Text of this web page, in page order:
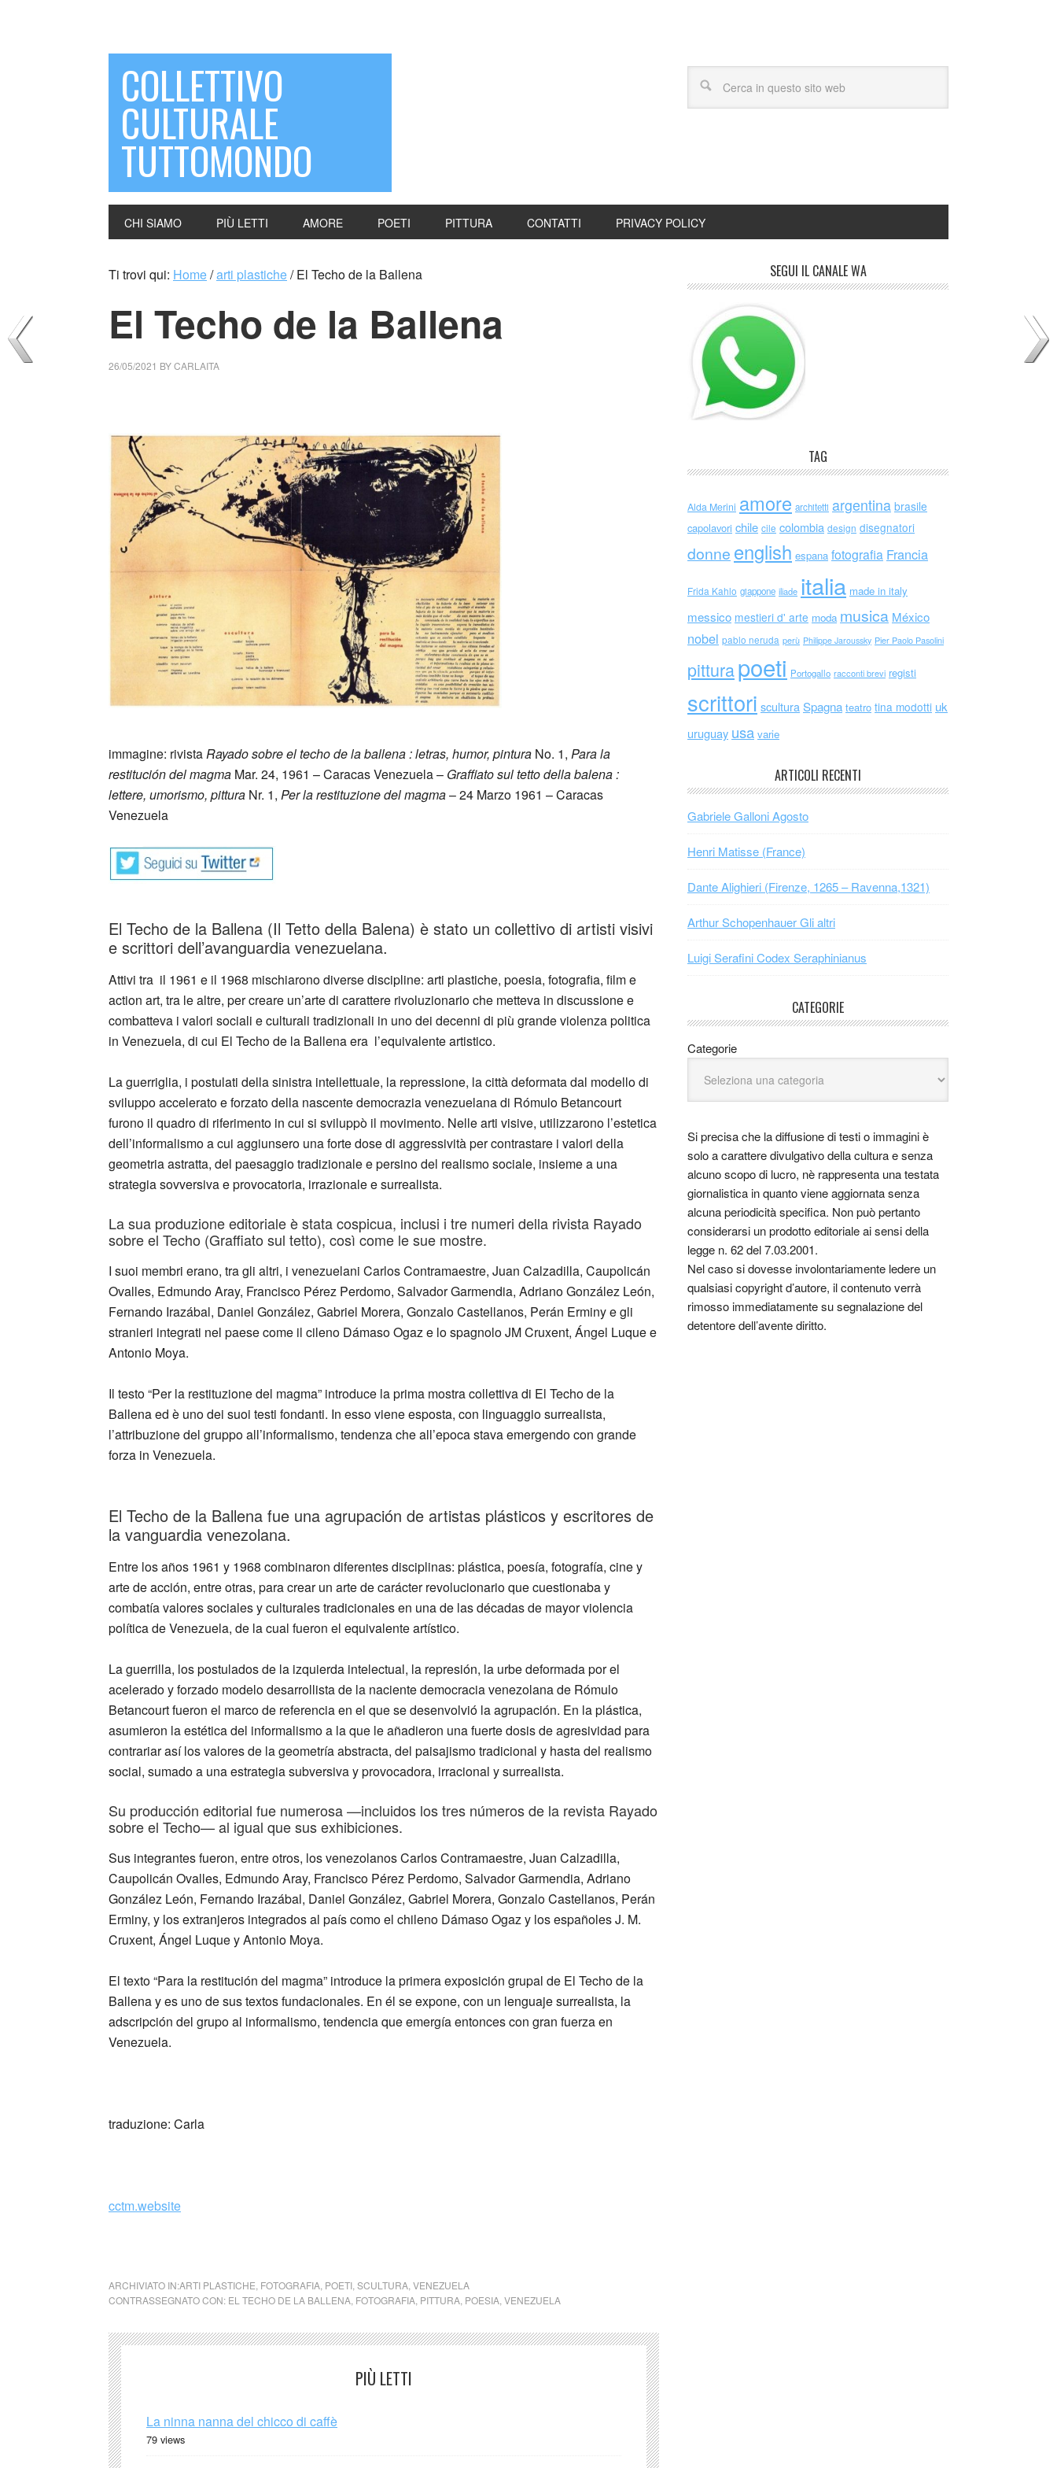
COLLETTIVO
CULTURALE
TUTTOMONDO
CHI SIAMO PIÙ LETTI AMORE POETI PITTURA CONTATTI PRIVACY POLICY
Ti trovi qui: Home/arti plastiche/El Techo de la Ballena
El Techo de la Ballena
26/05/2021 BYCARLAITA
immagine: rivistaRayado sobre el techo de la ballena : letras, humor, pintura No. 1, Para la
restitución del magma Mar. 24, 1961 – Caracas Venezuela – Graffiato sul tetto della balena :
lettere, umorismo, pittura Nr. 1, Per la restituzione del magma– 24 Marzo 1961 – Caracas
Venezuela
El Techo de la Ballena (Il Tetto della Balena) è stato un collettivo di artisti visivi
e scrittori dell’avanguardia venezuelana.
Attivi tra il 1961 e il 1968 mischiarono diverse discipline: arti plastiche, poesia, fotografia, film e
action art, tra le altre, per creare un’arte di carattere rivoluzionario che metteva in discussione e
combatteva i valori sociali e culturali tradizionali in uno dei decenni di più grande violenza politica
in Venezuela, di cui El Techo de la Ballena era l’equivalente artistico.
La guerriglia, i postulati della sinistra intellettuale, la repressione, la città deformata dal modello di
sviluppo accelerato e forzato della nascente democrazia venezuelana di Rómulo Betancourt
furono il quadro di riferimento in cui si sviluppò il movimento. Nelle arti visive, utilizzarono l’estetica
dell’informalismo a cui aggiunsero una forte dose di aggressività per contrastare i valori della
geometria astratta, del paesaggio tradizionale e persino del realismo sociale, insieme a una
strategia sovversiva e provocatoria, irrazionale e surrealista.
La sua produzione editoriale è stata cospicua, inclusi i tre numeri della rivista Rayado
sobre el Techo (Graffiato sul tetto), così come le sue mostre.
I suoi membri erano, tra gli altri, i venezuelani Carlos Contramaestre, Juan Calzadilla, Caupolicán
Ovalles, Edmundo Aray, Francisco Pérez Perdomo, Salvador Garmendia, Adriano González León,
Fernando Irazábal, Daniel González, Gabriel Morera, Gonzalo Castellanos, Perán Erminy e gli
stranieri integrati nel paese come il cileno Dámaso Ogaz e lo spagnolo JM Cruxent, Ángel Luque e
Antonio Moya.
Il testo “Per la restituzione del magma” introduce la prima mostra collettiva di El Techo de la
Ballena ed è uno dei suoi testi fondanti. In esso viene esposta, con linguaggio surrealista,
l’attribuzione del gruppo all’informalismo, tendenza che all’epoca stava emergendo con grande
forza in Venezuela.
El Techo de la Ballena fue una agrupación de artistas plásticos y escritores de
la vanguardia venezolana.
Entre los años 1961 y 1968 combinaron diferentes disciplinas: plástica, poesía, fotografía, cine y
arte de acción, entre otras, para crear un arte de carácter revolucionario que cuestionaba y
combatía valores sociales y culturales tradicionales en una de las décadas de mayor violencia
política de Venezuela, de la cual fueron el equivalente artístico.
La guerrilla, los postulados de la izquierda intelectual, la represión, la urbe deformada por el
acelerado y forzado modelo desarrollista de la naciente democracia venezolana de Rómulo
Betancourt fueron el marco de referencia en el que se desenvolvió la agrupación. En la plástica,
asumieron la estética del informalismo a la que le añadieron una fuerte dosis de agresividad para
contrariar así los valores de la geometría abstracta, del paisajismo tradicional y hasta del realismo
social, sumado a una estrategia subversiva y provocadora, irracional y surrealista.
Su producción editorial fue numerosa —incluidos los tres números de la revista Rayado
sobre el Techo— al igual que sus exhibiciones.
Sus integrantes fueron, entre otros, los venezolanos Carlos Contramaestre, Juan Calzadilla,
Caupolicán Ovalles, Edmundo Aray, Francisco Pérez Perdomo, Salvador Garmendia, Adriano
González León, Fernando Irazábal, Daniel González, Gabriel Morera, Gonzalo Castellanos, Perán
Erminy, y los extranjeros integrados al país como el chileno Dámaso Ogaz y los españoles J. M.
Cruxent, Ángel Luque y Antonio Moya.
El texto “Para la restitución del magma” introduce la primera exposición grupal de El Techo de la
Ballena y es uno de sus textos fundacionales. En él se expone, con un lenguaje surrealista, la
adscripción del grupo al informalismo, tendencia que emergía entonces con gran fuerza en
Venezuela.
traduzione: Carla
cctm.website
ARCHIVIATO IN:ARTI PLASTICHE FOTOGRAFIA POETI SCULTURA VENEZUELA
CONTRASSEGNATO CON: EL TECHO DE LA BALLENA FOTOGRAFIA PITTURA POESIA VENEZUELA
PIÙ LETTI
La ninna nanna del chicco di caffè
79 views
SEGUI IL CANALE WA
TAG
Alda Merini amore architetti argentina brasile
capolavori chile cile colombia design disegnatori
donne english espana fotografia Francia
Frida Kahlo giappone iliade italia made in italy
messico mestieri d' arte moda musica México
nobel pablo neruda perù Philippe Jaroussky Pier Paolo Pasolini
pitturapoeti Portogallo racconti brevi registi
scrittori scultura Spagna teatro tina modotti uk
uruguay usa varie
ARTICOLI RECENTI
Gabriele Galloni Agosto
Henri Matisse (France)
Dante Alighieri (Firenze, 1265 – Ravenna,1321)
Arthur Schopenhauer Gli altri
Luigi Serafini Codex Seraphinianus
CATEGORIE
Categorie
Si precisa che la diffusione di testi o immagini è
solo a carattere divulgativo della cultura e senza
alcuno scopo di lucro, nè rappresenta una testata
giornalistica in quanto viene aggiornata senza
alcuna periodicità specifica. Non può pertanto
considerarsi un prodotto editoriale ai sensi della
legge n. 62 del 7.03.2001.
Nel caso si dovesse involontariamente ledere un
qualsiasi copyright d’autore, il contenuto verrà
rimosso immediatamente su segnalazione del
detentore dell’avente diritto.